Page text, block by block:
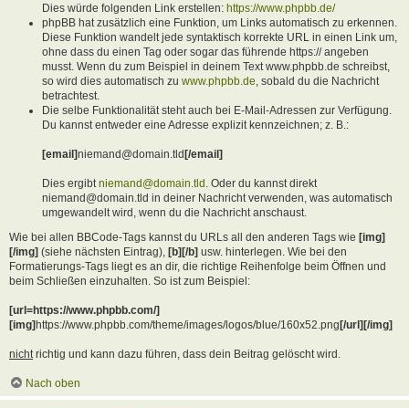
Dies würde folgenden Link erstellen: https://www.phpbb.de/
phpBB hat zusätzlich eine Funktion, um Links automatisch zu erkennen.
Diese Funktion wandelt jede syntaktisch korrekte URL in einen Link um,
ohne dass du einen Tag oder sogar das führende https:// angeben
musst. Wenn du zum Beispiel in deinem Text www.phpbb.de schreibst,
so wird dies automatisch zu www.phpbb.de, sobald du die Nachricht
betrachtest.
Die selbe Funktionalität steht auch bei E-Mail-Adressen zur Verfügung.
Du kannst entweder eine Adresse explizit kennzeichnen; z. B.:
[email]niemand@domain.tld[/email]
Dies ergibtniemand@domain.tld. Oder du kannst direkt
niemand@domain.tld in deiner Nachricht verwenden, was automatisch
umgewandelt wird, wenn du die Nachricht anschaust.
Wie bei allen BBCode-Tags kannst du URLs all den anderen Tags wie [img]
[/img] (siehe nächsten Eintrag), [b][/b] usw. hinterlegen. Wie bei den
Formatierungs-Tags liegt es an dir, die richtige Reihenfolge beim Öffnen und
beim Schließen einzuhalten. So ist zum Beispiel:
[url=https://www.phpbb.com/]
[img]https://www.phpbb.com/theme/images/logos/blue/160x52.png[/url][/img]
nicht richtig und kann dazu führen, dass dein Beitrag gelöscht wird.
Nach oben